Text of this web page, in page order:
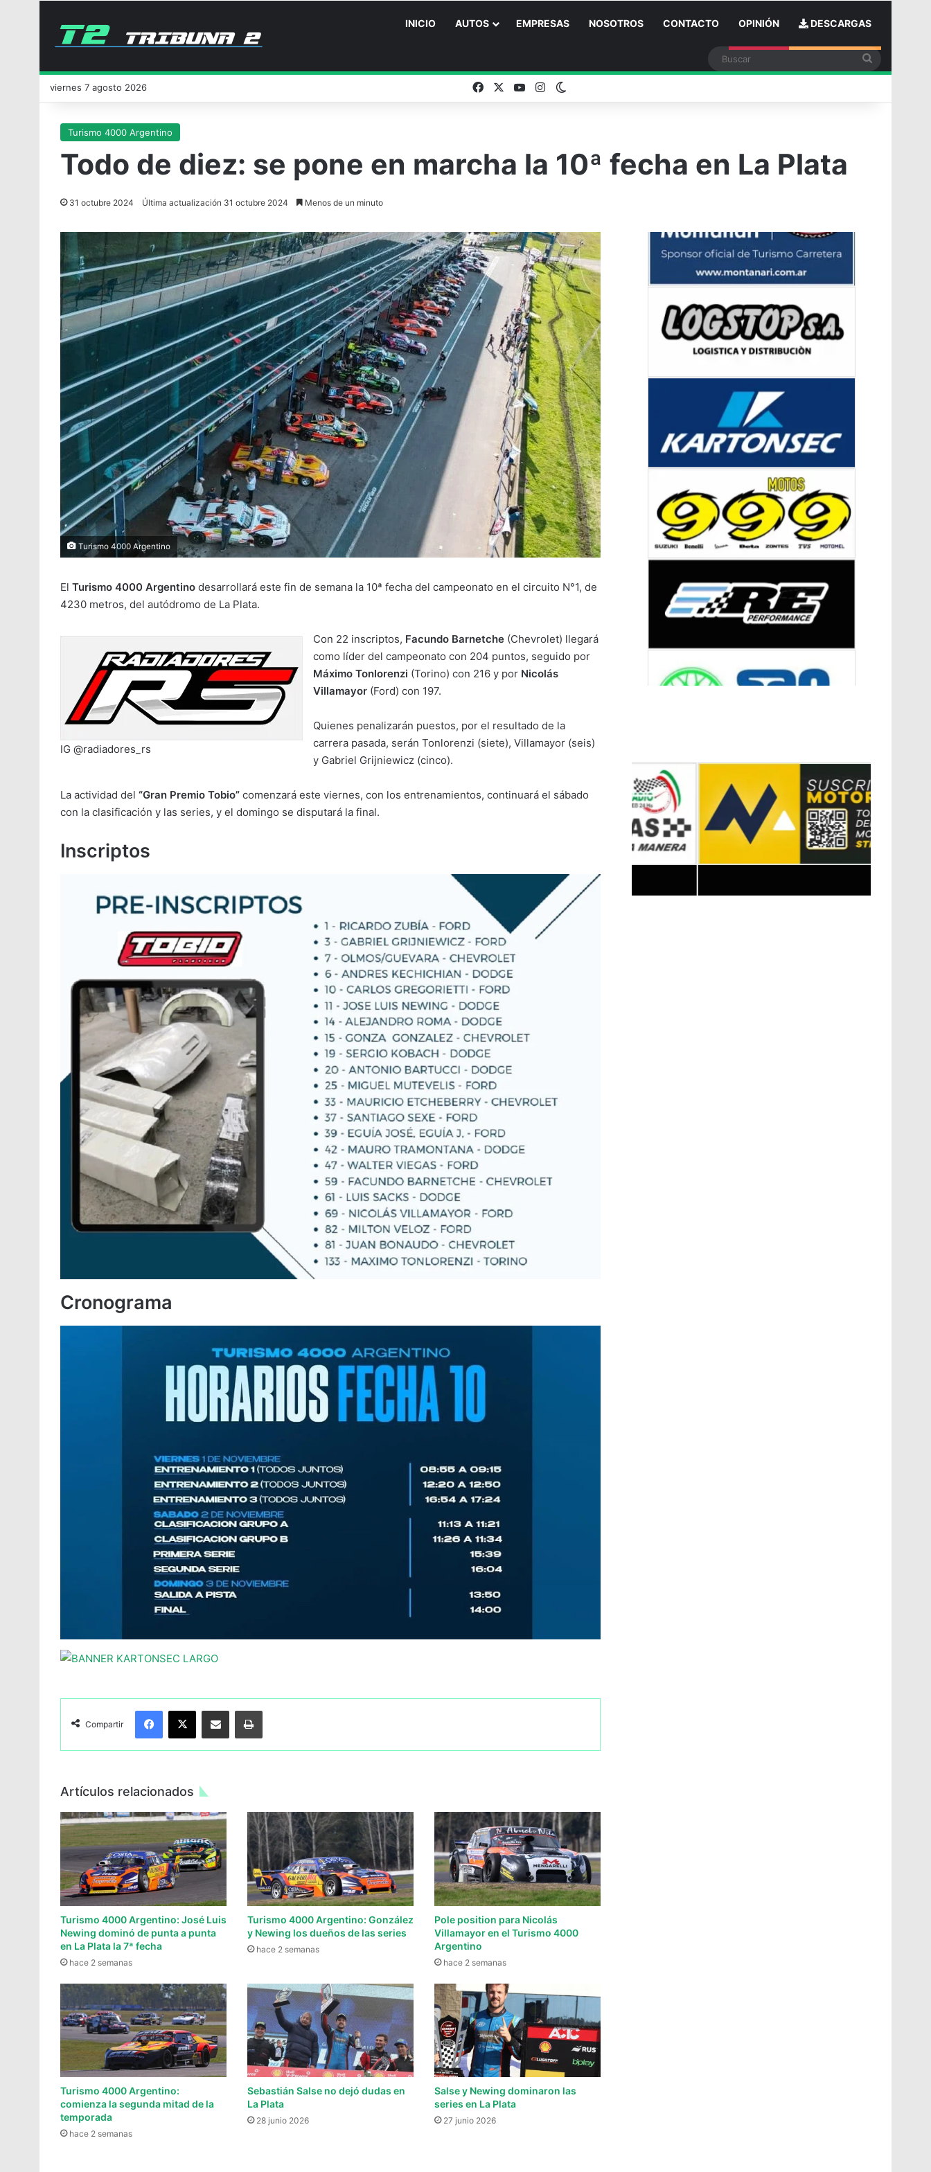
INICIO AUTOS EMPRESAS NOSOTROS CONTACTO OPINIÓN DESCARGAS
viernes 7 agosto 2026 FacebookYouTubeInstagramSwitch skin
Turismo 4000 Argentino
Todo de diez: se pone en marcha la 10ª fecha en La Plata
31 octubre 2024 Última actualización 31 octubre 2024 Menos de un minuto
Turismo 4000 Argentino
El Turismo 4000 Argentino desarrollará este fin de semana la 10ª fecha del campeonato en el circuito N°1, de
4230 metros, del autódromo de La Plata.
IG @radiadores_rs
Con 22 inscriptos, Facundo Barnetche (Chevrolet) llegará
como líder del campeonato con 204 puntos, seguido por
Máximo Tonlorenzi (Torino) con 216 y por Nicolás
Villamayor (Ford) con 197.
Quienes penalizarán puestos, por el resultado de la
carrera pasada, serán Tonlorenzi (siete), Villamayor (seis)
y Gabriel Grijniewicz (cinco).
La actividad del “Gran Premio Tobio” comenzará este viernes, con los entrenamientos, continuará el sábado
con la clasificación y las series, y el domingo se disputará la final.
Inscriptos
Cronograma
Compartir
Facebook
X Compartir por Email Imprimir
Artículos relacionados
Turismo 4000 Argentino: José Luis
Newing dominó de punta a punta
en La Plata la 7ª fecha
hace 2 semanas
Turismo 4000 Argentino: González
y Newing los dueños de las series
hace 2 semanas
Pole position para Nicolás
Villamayor en el Turismo 4000
Argentino
hace 2 semanas
Turismo 4000 Argentino:
comienza la segunda mitad de la
temporada
hace 2 semanas
Sebastián Salse no dejó dudas en
La Plata
28 junio 2026
Salse y Newing dominaron las
series en La Plata
27 junio 2026